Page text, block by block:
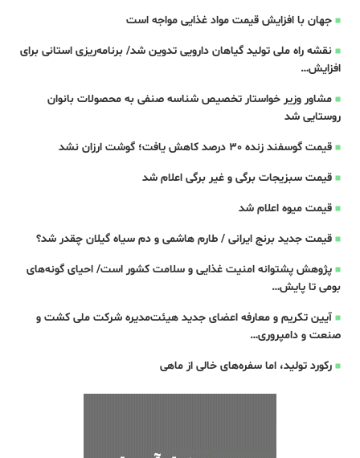
جهان با افزایش قیمت مواد غذایی مواجه است
نقشه راه ملی تولید گیاهان دارویی تدوین شد/ برنامه‌ریزی استانی برای
افزایش…
مشاور وزیر خواستار تخصیص شناسه صنفی به محصولات بانوان
روستایی شد
قیمت گوسفند زنده 30 درصد کاهش یافت؛ گوشت ارزان نشد
قیمت سبزیجات برگی و غیر برگی اعلام شد
قیمت میوه اعلام شد
قیمت جدید برنج ایرانی / طارم هاشمی و دم سیاه گیلان چقدر شد؟
پژوهش پشتوانه امنیت غذایی و سلامت کشور است/ احیای گونه‌های
بومی تا پایش…
آیین تکریم و معارفه اعضای جدید هیئت‌مدیره شرکت ملی کشت و
صنعت و دامپروری…
رکورد تولید، اما سفره‌های خالی از ماهی